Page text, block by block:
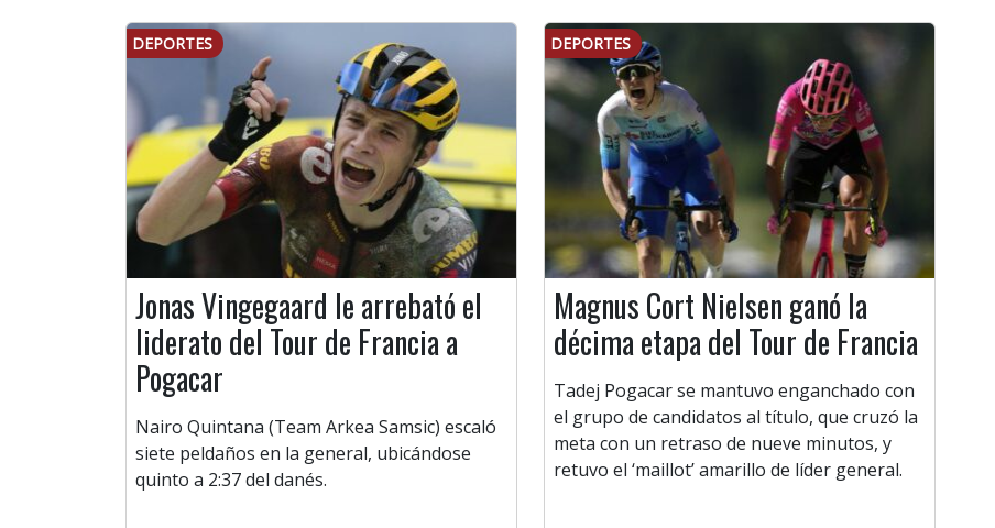
DEPORTES
Jonas Vingegaard le arrebató el
liderato del Tour de Francia a
Pogacar
Nairo Quintana (Team Arkea Samsic) escaló
siete peldaños en la general, ubicándose
quinto a 2:37 del danés.
DEPORTES
Magnus Cort Nielsen ganó la
décima etapa del Tour de Francia
Tadej Pogacar se mantuvo enganchado con
el grupo de candidatos al título, que cruzó la
meta con un retraso de nueve minutos, y
retuvo el ‘maillot’ amarillo de líder general.